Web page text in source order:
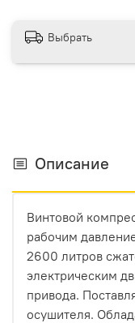
Выбрать
Описание
Винтовой
рабочим
2600 литров
электрическим
привода.
осушителя.